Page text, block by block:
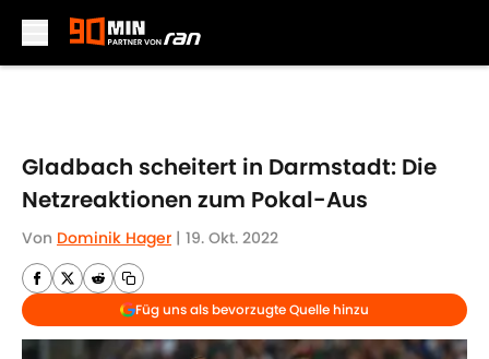
Gladbach scheitert in Darmstadt: Die
Netzreaktionen zum Pokal-Aus
Von Dominik Hager | 19. Okt. 2022
Füg uns als bevorzugte Quelle hinzu